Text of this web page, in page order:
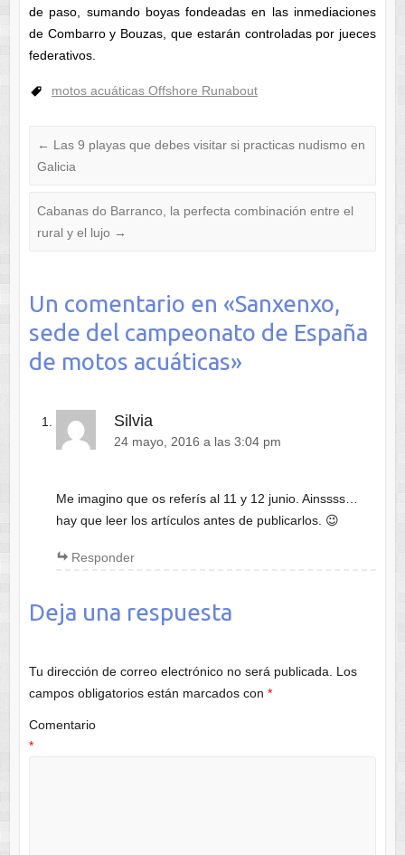
de paso, sumando boyas fondeadas en las inmediaciones
de Combarro y Bouzas, que estarán controladas por jueces
federativos.
motos acuáticas Offshore Runabout
← Las 9 playas que debes visitar si practicas nudismo en
Galicia
Cabanas do Barranco, la perfecta combinación entre el
rural y el lujo →
Un comentario en «Sanxenxo,
sede del campeonato de España
de motos acuáticas»
Silvia
24 mayo, 2016 a las 3:04 pm
Me imagino que os referís al 11 y 12 junio. Ainssss…
hay que leer los artículos antes de publicarlos. 😉
Responder
Deja una respuesta
Tu dirección de correo electrónico no será publicada.
Los
campos obligatorios están marcados con *
Comentario
*